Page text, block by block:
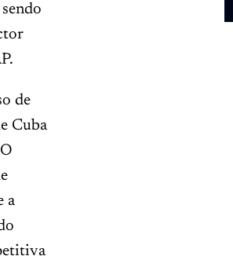
de
Cuba
a